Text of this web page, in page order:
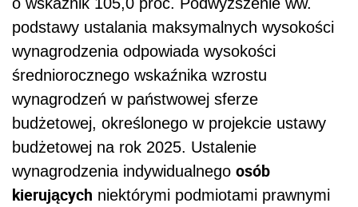
podstawy ustalania maksymalnych wysokości
wynagrodzenia odpowiada wysokości
średniorocznego wskaźnika wzrostu
wynagrodzeń w państwowej sferze
budżetowej, określonego w projekcie ustawy
budżetowej na rok 2025. Ustalenie
wynagrodzenia indywidualnego osób
kierujących niektórymi podmiotami prawnymi